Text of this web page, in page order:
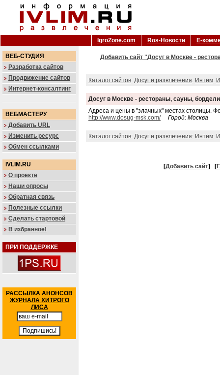
IgroZone.com Ros-Новости Е-
ВЕБ-СТУДИЯ
Разработка сайтов
Продвижение сайтов
Интернет-консалтинг
ВЕБМАСТЕРУ
Добавить URL
Изменить ресурс
Обмен ссылками
IVLIM.RU
О проекте
Наши опросы
Обратная связь
Полезные ссылки
Сделать стартовой
В избранное!
ПРИ ПОДДЕРЖКЕ
РАССЫЛКА АНОНСОВ
ЖУРНАЛА ХИТРОГО
ЛИСА
Добавить сайт "Досуг в Москве -
Каталог сайтов: Досуг и развлечения: Интим:
Досуг в Москве - рестораны, сауны,
Адреса и цены в "злачных" местах столицы.
http://www.dosug-msk.com/
Город: Москва
Каталог сайтов: Досуг и развлечения: Интим:
[Добавить сайт] [